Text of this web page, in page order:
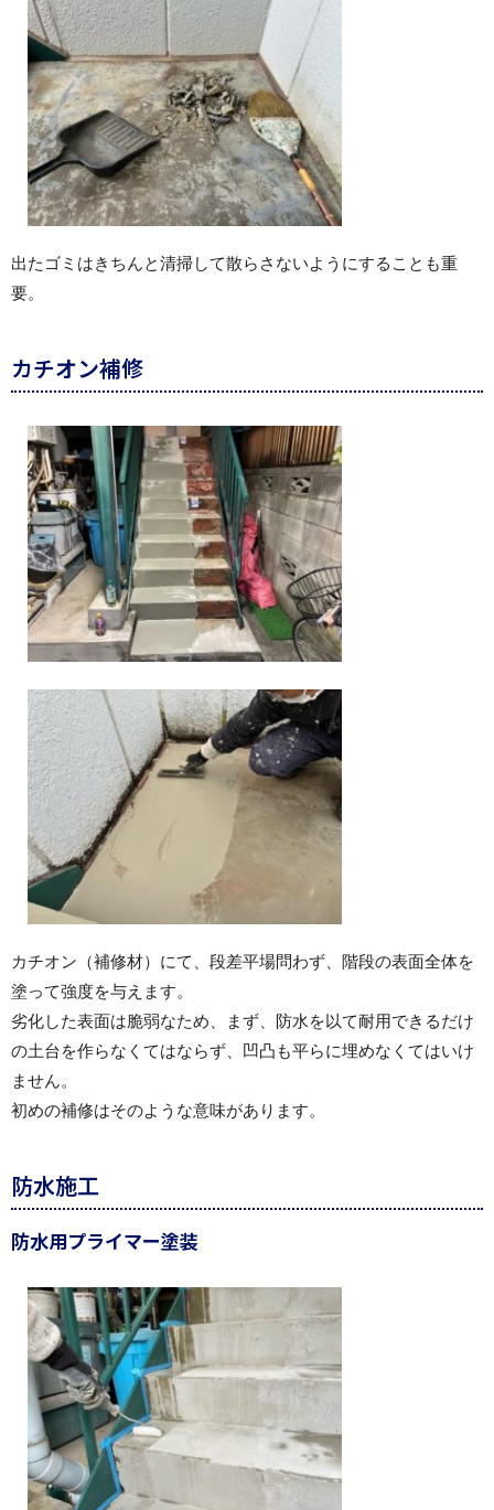
出たゴミはきちんと清掃して散らさないようにすることも重
要。
カチオン補修
カチオン（補修材）にて、段差平場問わず、階段の表面全体を
塗って強度を与えます。
劣化した表面は脆弱なため、まず、防水を以て耐用できるだけ
の土台を作らなくてはならず、凹凸も平らに埋めなくてはいけ
ません。
初めの補修はそのような意味があります。
防水施工
防水用プライマー塗装